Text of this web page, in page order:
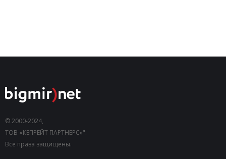
© 2000-2024,
ТОВ «КЕПРЕЙТ ПАРТНЕРС»".
Все права защищены.